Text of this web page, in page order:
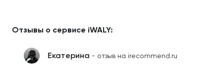
Отзывы о сервисе iWALY:
Екатерина - отзыв на irecommend.ru